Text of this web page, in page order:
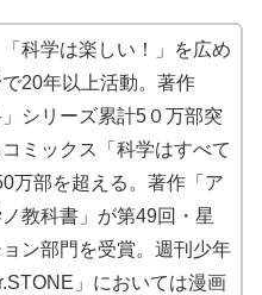
科学は楽しい！」を広め
20年以上活動。著作
」シリーズ累計5０万部突
ミックス「科学はすべて
万部を超える。著作「ア
教科書」が第49回・星
ン部門を受賞。週刊少年
」においては漫画